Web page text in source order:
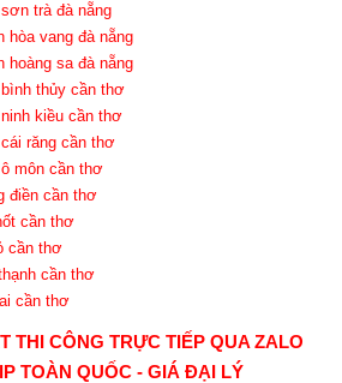
trà đà nẵng
hòa vang đà nẵng
hoàng sa đà nẵng
bình thủy cần thơ
kiều cần thơ
răng cần thơ
môn cần thơ
điền cần thơ
cần thơ
cần thơ
cần thơ
cần thơ
THI CÔNG TRỰC TIẾP QUA ZALO
TOÀN QUỐC - GIÁ ĐẠI LÝ